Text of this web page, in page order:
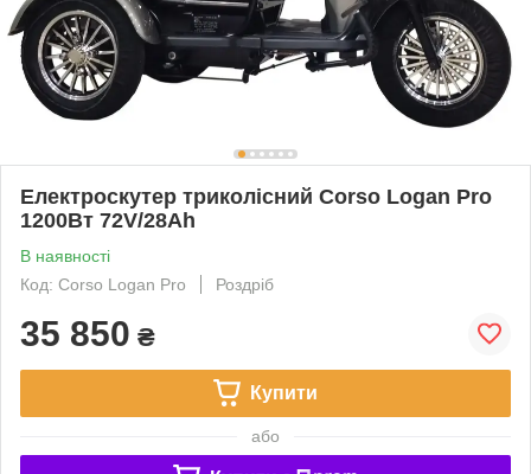
Електроскутер триколісний Corso Logan Pro
1200Вт 72V/28Ah
В наявності
Код: Corso Logan Pro
Роздріб
35 850 ₴
Купити
або